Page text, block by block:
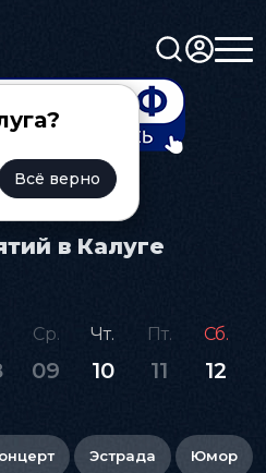
Всё верно
в Калуге
Ср.
09
Чт.
10
Пт.
11
Сб.
12
Эстрада Юмор